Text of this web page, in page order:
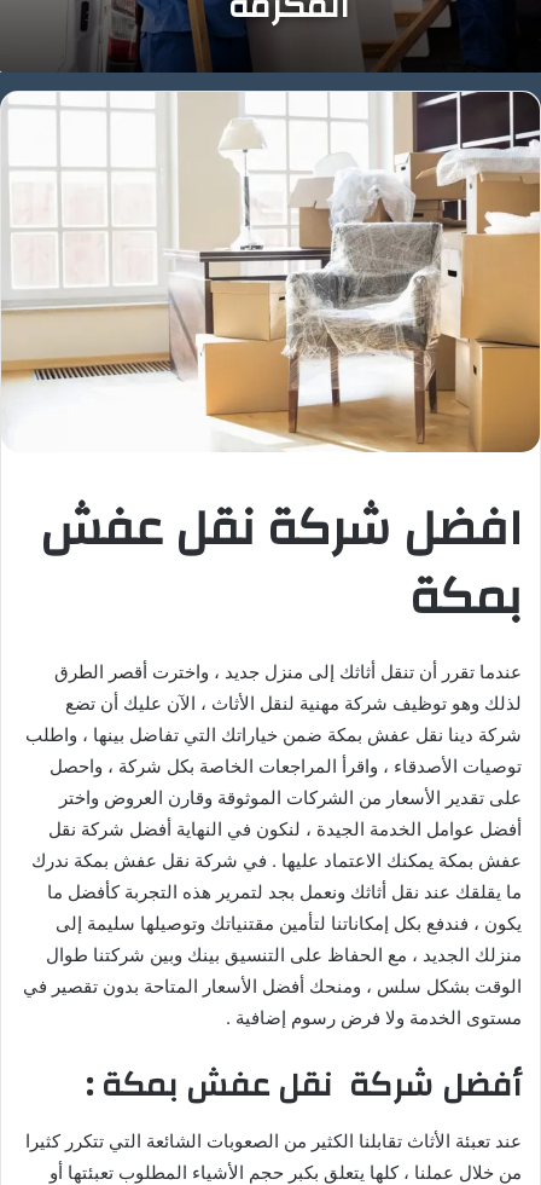
افضل شركة نقل عفش
بمكة
عندما تقرر أن تنقل أثاثك إلى منزل جديد ، واخترت أقصر الطرق
لذلك وهو توظيف شركة مهنية لنقل الأثاث ، الآن عليك أن تضع
شركة دينا نقل عفش بمكة ضمن خياراتك التي تفاضل بينها ، واطلب
توصيات الأصدقاء ، واقرأ المراجعات الخاصة بكل شركة ، واحصل
على تقدير الأسعار من الشركات الموثوقة وقارن العروض واختر
أفضل عوامل الخدمة الجيدة ، لنكون في النهاية أفضل شركة نقل
عفش بمكة يمكنك الاعتماد عليها . في شركة نقل عفش بمكة ندرك
ما يقلقك عند نقل أثاثك ونعمل بجد لتمرير هذه التجربة كأفضل ما
يكون ، فندفع بكل إمكاناتنا لتأمين مقتنياتك وتوصيلها سليمة إلى
منزلك الجديد ، مع الحفاظ على التنسيق بينك وبين شركتنا طوال
الوقت بشكل سلس ، ومنحك أفضل الأسعار المتاحة بدون تقصير في
مستوى الخدمة ولا فرض رسوم إضافية .
أفضل شركة نقل عفش بمكة :
عند تعبئة الأثاث تقابلنا الكثير من الصعوبات الشائعة التي تتكرر كثيرا
من خلال عملنا ، كلها يتعلق بكبر حجم الأشياء المطلوب تعبئتها أو